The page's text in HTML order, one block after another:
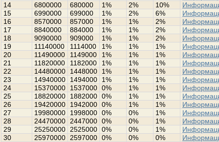
14
6800000 680000 1% 2% 10%
15
6990000 699000 1% 2% 6%
16
8570000 857000 1% 1% 2%
17
8840000 884000 1% 1% 2%
18
9090000 909000 1% 1% 2%
19
11140000 1114000 1% 1% 1%
20
11490000 1149000 1% 1% 1%
21
11820000 1182000 1% 1% 1%
22
14480000 1448000 1% 1% 1%
23
14940000 1494000 1% 1% 1%
24
15370000 1537000 0% 1% 1%
25
18820000 1882000 0% 1% 1%
26
19420000 1942000 0% 1% 1%
27
19980000 1998000 0% 0% 1%
28
24470000 2447000 0% 0% 1%
29
25250000 2525000 0% 0% 1%
30
25970000 2597000 0% 0% 0%